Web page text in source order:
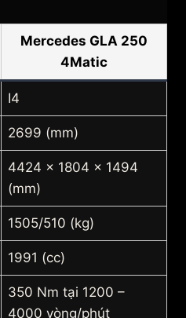
Mercedes GLA 250
4Matic
I4
2699 (mm)
4424 x 1804 x 1494
(mm)
1505/510 (kg)
1991 (cc)
350 Nm tại 1200 –
4000 vòng/phút